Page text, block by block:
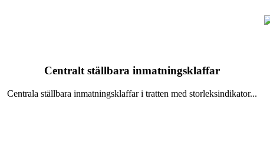
Centralt ställbara inmatningsklaffar
Centrala ställbara inmatningsklaffar i tratten med storleksindikator...